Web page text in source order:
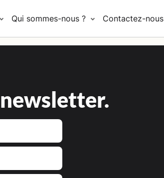
Qui sommes-nous ? Contactez-nous